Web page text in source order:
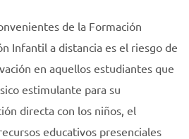
de la Formación
Infantil a distancia es el riesgo de
en aquellos estudiantes que
estimulante para su
directa con los niños, el
educativos presenciales